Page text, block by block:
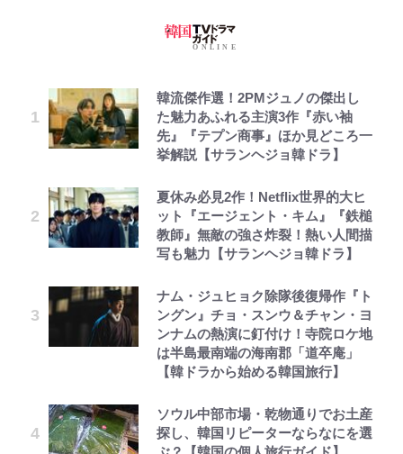
韓流傑作選！2PMジュノの傑出し
た魅力あふれる主演3作『赤い袖
先』『テプン商事』ほか見どころ一
挙解説【サランヘジョ韓ドラ】
夏休み必見2作！Netflix世界的大ヒ
ット『エージェント・キム』『鉄槌
教師』無敵の強さ炸裂！熱い人間描
写も魅力【サランヘジョ韓ドラ】
ナム・ジュヒョク除隊後復帰作『ト
ングン』チョ・スンウ＆チャン・ヨ
ンナムの熱演に釘付け！寺院ロケ地
は半島最南端の海南郡「道卒庵」
【韓ドラから始める韓国旅行】
ソウル中部市場・乾物通りでお土産
探し、韓国リピーターならなにを選